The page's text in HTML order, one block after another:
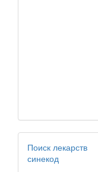
Поиск лекарств
синекод